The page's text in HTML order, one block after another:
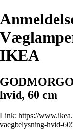
IKEA
hvid, 60 cm
Link: https://
vaegbelysning-hvid-